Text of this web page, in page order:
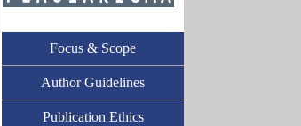
Focus & Scope
Author Guidelines
Publication Ethics